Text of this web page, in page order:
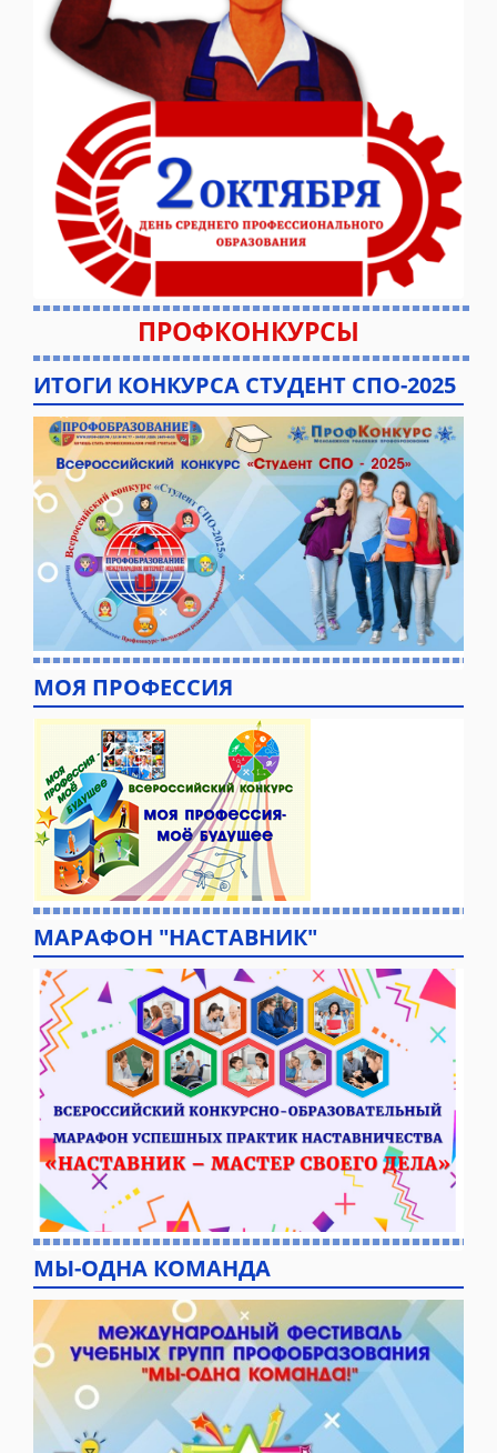
ПРОФКОНКУРСЫ
ИТОГИ КОНКУРСА СТУДЕНТ СПО-2025
МОЯ ПРОФЕССИЯ
МАРАФОН "НАСТАВНИК"
МЫ-ОДНА КОМАНДА